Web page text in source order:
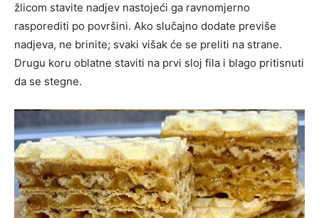
žlicom stavite nadjev nastojeći ga ravnomjerno
rasporediti po površini. Ako slučajno dodate previše
nadjeva, ne brinite; svaki višak će se preliti na strane.
Drugu koru oblatne staviti na prvi sloj fila i blago pritisnuti
da se stegne.